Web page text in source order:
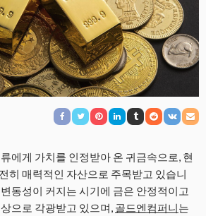
에게 가치를 인정받아 온 귀금속으로, 현
히 매력적인 자산으로 주목받고 있습니
동성이 커지는 시기에 금은 안정적이고
으로 각광받고 있으며, 골드엔컴퍼니는